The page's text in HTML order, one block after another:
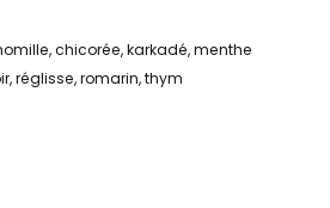
,chicorée,karkadé,menthe
,réglisse,romarin,thym